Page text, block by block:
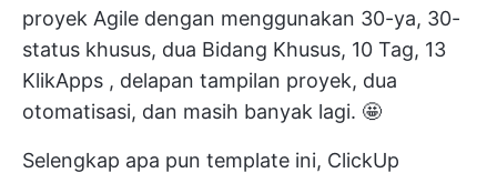
proyek Agile dengan menggunakan 30-ya, 30-
status khusus, dua Bidang Khusus, 10 Tag, 13
KlikApps , delapan tampilan proyek, dua
otomatisasi, dan masih banyak lagi. 🤩
Selengkap apa pun template ini, ClickUp